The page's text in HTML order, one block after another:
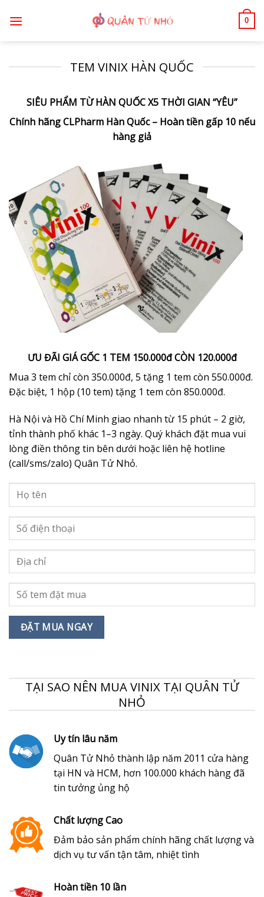
qua
0
TEM VINIX HÀN QUỐC
SIÊU PHẨM TỪ HÀN QUỐC X5 THỜI GIAN “YÊU”
Chính hãng CLPharm Hàn Quốc – Hoàn tiền gấp 10 nếu
hàng giả
ƯU ĐÃI GIÁ GỐC 1 TEM 150.000đ CÒN 120.000đ
Mua 3 tem chỉ còn 350.000đ, 5 tặng 1 tem còn 550.000đ.
Đặc biệt, 1 hộp (10 tem) tặng 1 tem còn 850.000đ.
Hà Nội và Hồ Chí Minh giao nhanh từ 15 phút – 2 giờ,
tỉnh thành phố khác 1–3 ngày. Quý khách đặt mua vui
lòng điền thông tin bên dưới hoặc liên hệ hotline
(call/sms/zalo) Quân Tử Nhỏ.
TẠI SAO NÊN MUA VINIX TẠI QUÂN TỬ
NHỎ
Uy tín lâu năm
Quân Tử Nhỏ thành lập năm 2011 cửa hàng
tại HN và HCM, hơn 100.000 khách hàng đã
tin tưởng ủng hộ
Chất lượng Cao
Đảm bảo sản phẩm chính hãng chất lượng và
dịch vụ tư vấn tận tâm, nhiệt tình
Hoàn tiền 10 lần